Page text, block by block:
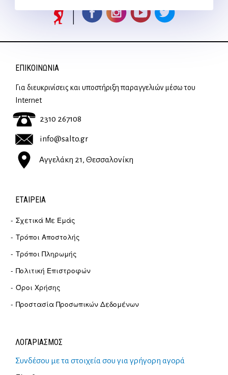
ΕΠΙΚΟΙΝΩΝΊΑ
Για διευκρινίσεις και υποστήριξη παραγγελιών μέσω του
Internet
2310 267108
info@salto.gr
Αγγελάκη 21, Θεσσαλονίκη
ΕΤΑΙΡΕΊΑ
Σχετικά Με Εμάς
Τρόποι Αποστολής
Τρόποι Πληρωμής
Πολιτική Επιστροφών
Όροι Χρήσης
Προστασία Προσωπικών Δεδομένων
ΛΟΓΑΡΙΑΣΜΟΣ
Συνδέσου με τα στοιχεία σου για γρήγορη αγορά